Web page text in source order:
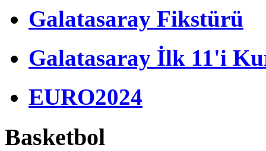
Galatasaray Fikstürü
Galatasaray İlk 11'i
EURO2024
Basketbol